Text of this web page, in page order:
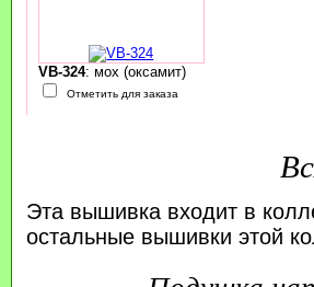
VB-324: мох (оксамит)
Отметить для заказа
Эта вышивка входит в
остальные вышивки этой